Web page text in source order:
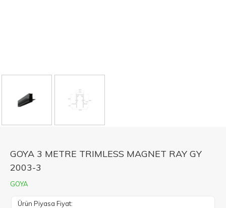
GOYA 3 METRE TRIMLESS MAGNET RAY GY
2003-3
GOYA
Ürün Piyasa Fiyat: